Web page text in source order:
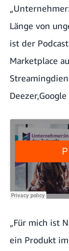
Länge von
ist der
Marketplace
Deezer,Google
„Für mich ist
ein Produkt im